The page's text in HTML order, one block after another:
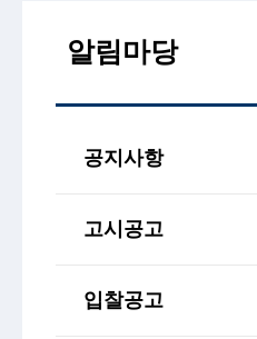
알림마당
공지사항
고시공고
입찰공고